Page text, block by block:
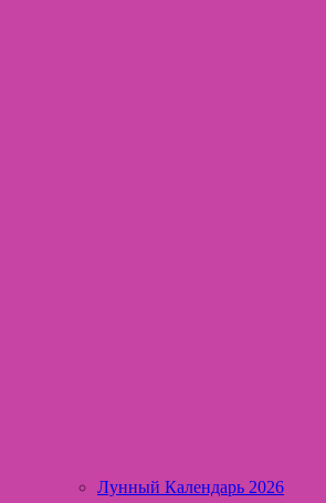
Лунный Календарь 2026